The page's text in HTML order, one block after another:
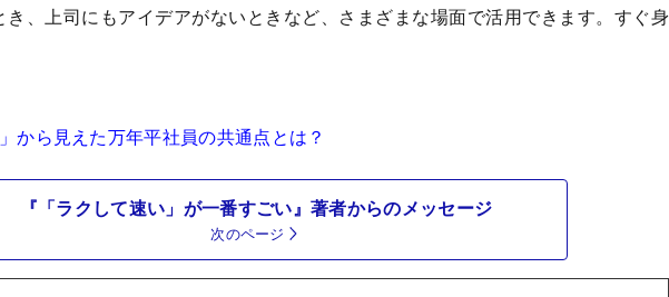
き、上司にもアイデアがないときなど、さまざまな場面で活用できます。すぐ身
から見えた万年平社員の共通点とは？
『「ラクして速い」が一番すごい』著者からのメッセージ
次のページ